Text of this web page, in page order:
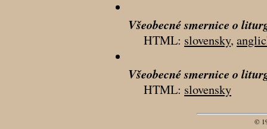
Všeobecné smernice o
HTML: slovensky,
Všeobecné smernice o
HTML: slovensky
©